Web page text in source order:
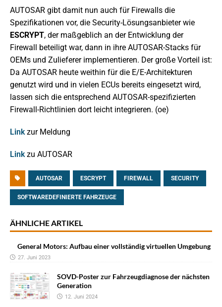
AUTOSAR gibt damit nun auch für Firewalls die
Spezifikationen vor, die Security-Lösungsanbieter wie
ESCRYPT, der maßgeblich an der Entwicklung der
Firewall beteiligt war, dann in ihre AUTOSAR-Stacks für
OEMs und Zulieferer implementieren. Der große Vorteil ist:
Da AUTOSAR heute weithin für die E/E-Architekturen
genutzt wird und in vielen ECUs bereits eingesetzt wird,
lassen sich die entsprechend AUTOSAR-spezifizierten
Firewall-Richtlinien dort leicht integrieren. (oe)
Linkzur Meldung
Linkzu AUTOSAR
AUTOSAR ESCRYPT FIREWALL SECURITY
SOFTWAREDEFINIERTE FAHRZEUGE
ÄHNLICHE ARTIKEL
General Motors: Aufbau einer vollständig virtuellen Umgebung
27. Juni 2023
SOVD-Poster zur Fahrzeugdiagnose der nächsten
Generation
12. Juni 2024